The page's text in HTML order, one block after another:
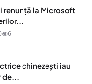
renunță la Microsoft
6
chinezești iau